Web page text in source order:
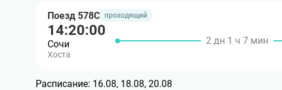
Поезд 578С проходящий
14:20:00
Сочи
Хоста
2 дн 1 ч 7 мин
Расписание: 16.08, 18.08, 20.08